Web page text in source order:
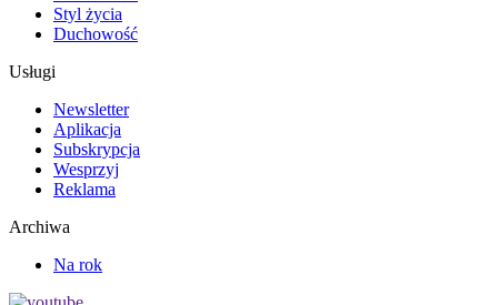
Styl życia
Duchowość
Usługi
Newsletter
Aplikacja
Subskrypcja
Wesprzyj
Reklama
Archiwa
Na rok